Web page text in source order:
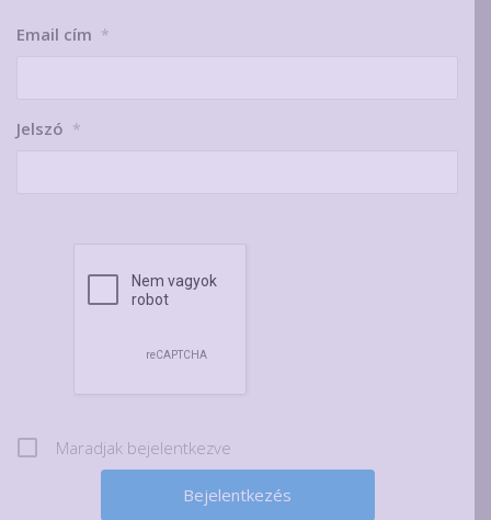
Email cím *
Jelszó *
Maradjak bejelentkezve